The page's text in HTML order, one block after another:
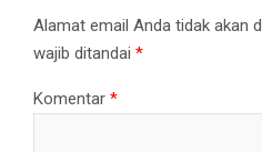
Alamat email Anda tidak akan
wajib ditandai *
Komentar *